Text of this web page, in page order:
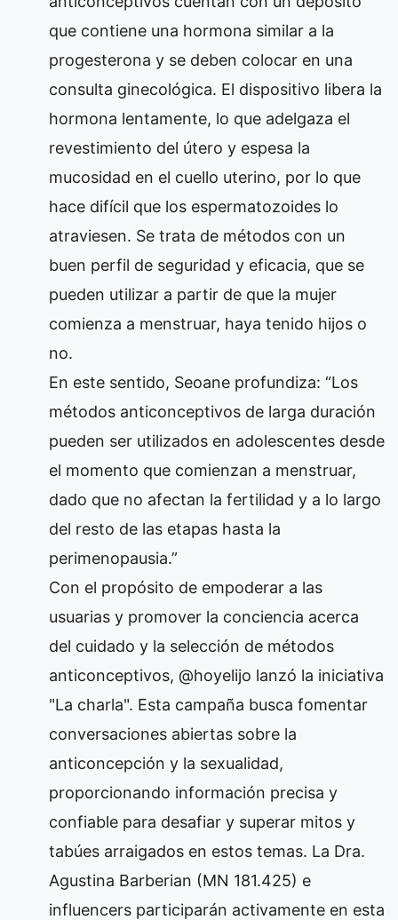
que contiene una hormona similar a la
progesterona y se deben colocar en una
consulta ginecológica. El dispositivo libera la
hormona lentamente, lo que adelgaza el
revestimiento del útero y espesa la
mucosidad en el cuello uterino, por lo que
hace difícil que los espermatozoides lo
atraviesen. Se trata de métodos con un
buen perfil de seguridad y eficacia, que se
pueden utilizar a partir de que la mujer
comienza a menstruar, haya tenido hijos o
no.
En este sentido, Seoane profundiza: “Los
métodos anticonceptivos de larga duración
pueden ser utilizados en adolescentes desde
el momento que comienzan a menstruar,
dado que no afectan la fertilidad y a lo largo
del resto de las etapas hasta la
perimenopausia.”
Con el propósito de empoderar a las
usuarias y promover la conciencia acerca
del cuidado y la selección de métodos
anticonceptivos, @hoyelijo lanzó la iniciativa
"La charla". Esta campaña busca fomentar
conversaciones abiertas sobre la
anticoncepción y la sexualidad,
proporcionando información precisa y
confiable para desafiar y superar mitos y
tabúes arraigados en estos temas. La Dra.
Agustina Barberian (MN 181.425) e
influencers participarán activamente en esta